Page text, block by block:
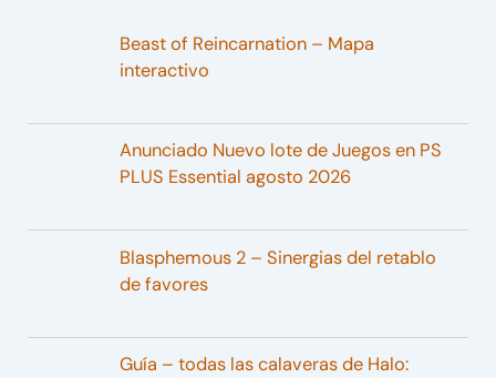
Beast of Reincarnation – Mapa
interactivo
Anunciado Nuevo lote de Juegos en PS
PLUS Essential agosto 2026
Blasphemous 2 – Sinergias del retablo
de favores
Guía – todas las calaveras de Halo: